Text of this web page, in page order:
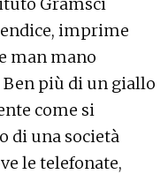
imprime
man mano
Ben più di un giallo
come si
di una società
le telefonate,